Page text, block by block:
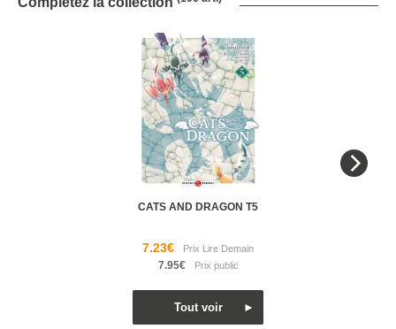
CATS AND DRAGON T5
7.23€
7.95€